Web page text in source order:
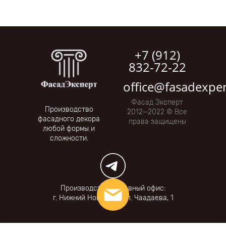
Производство
фасадного декора
любой формы и
сложности.
+7 (912)
832-72-22
Фасад Эксперт
2012—2022 © Все
права защищены
Производство и главный офис:
г. Нижний Новгород, ул. Чаадаева, 1